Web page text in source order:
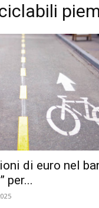
di euro nel
per...